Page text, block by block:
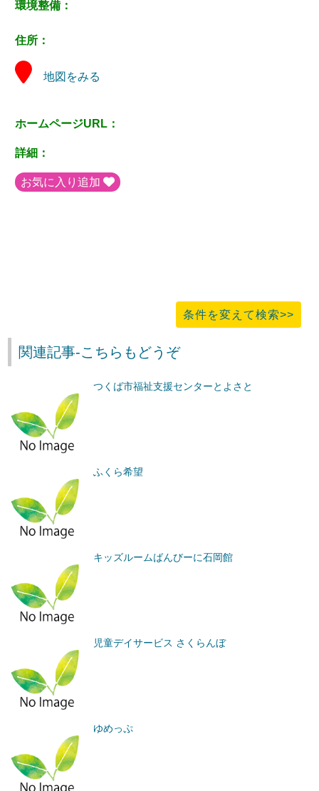
環境整備：
住所：
地図をみる
ホームページURL：
詳細：
お気に入り追加
条件を変えて検索>>
関連記事-こちらもどうぞ
つくば市福祉支援センターとよさと
ふくら希望
キッズルームばんびーに石岡館
児童デイサービス さくらんぼ
ゆめっぷ